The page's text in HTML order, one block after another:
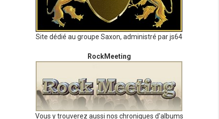
Site dédié au groupe Saxon, administré par js64
RockMeeting
Vous y trouverez aussi nos chroniques d'albums